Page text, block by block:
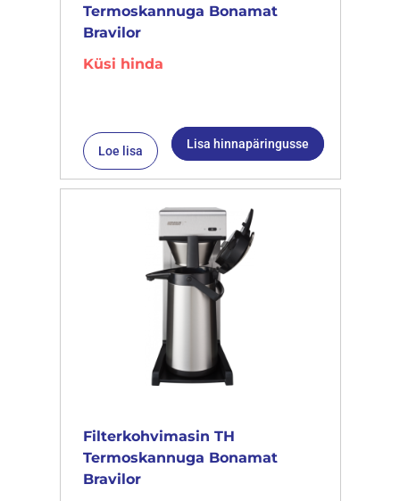
Termoskannuga Bonamat
Bravilor
Küsi hinda
Loe lisa Lisa hinnapäringusse
Filterkohvimasin TH
Termoskannuga Bonamat
Bravilor